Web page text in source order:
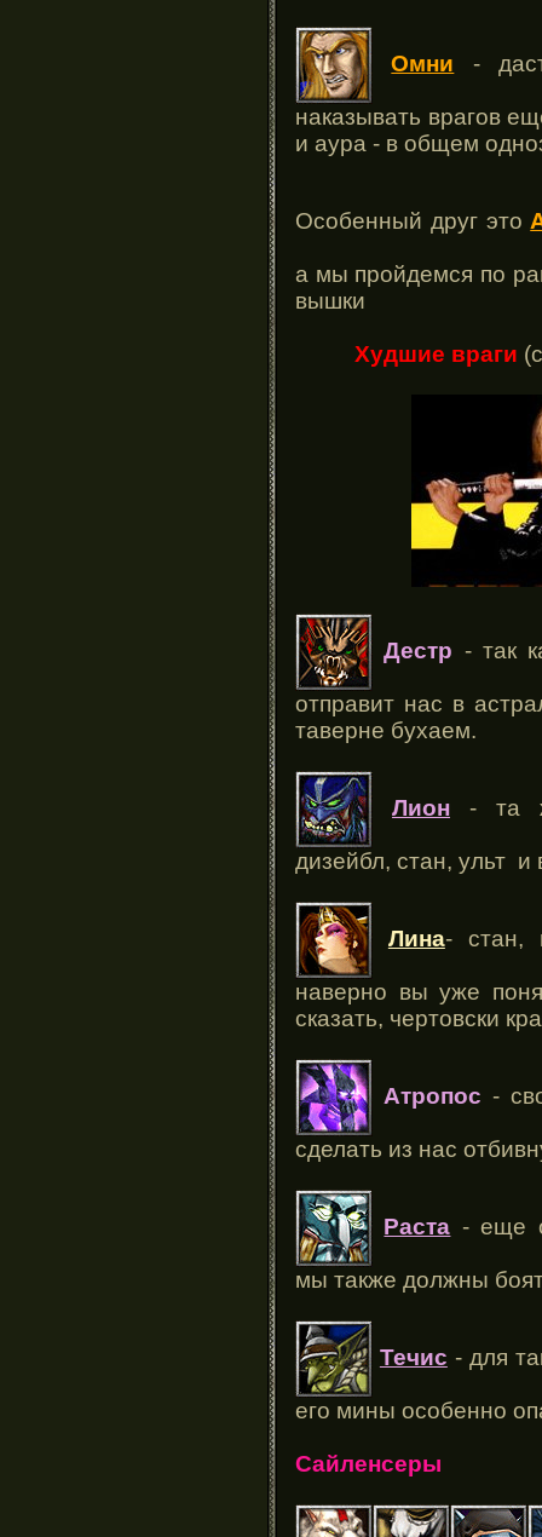
Омни -
наказывать врагов
и аура - в общем
Особенный друг это
а мы пройдемся по
вышки
Худшие враги
Дестр - так
отправит нас в
таверне бухаем.
Лион - та
дизейбл, стан, ульт и
Лина- стан,
наверно вы уже
сказать, чертовски
Атропос -
сделать из нас
Раста - еще
мы также должны
Течис - для
его мины особенно
Сайленсеры